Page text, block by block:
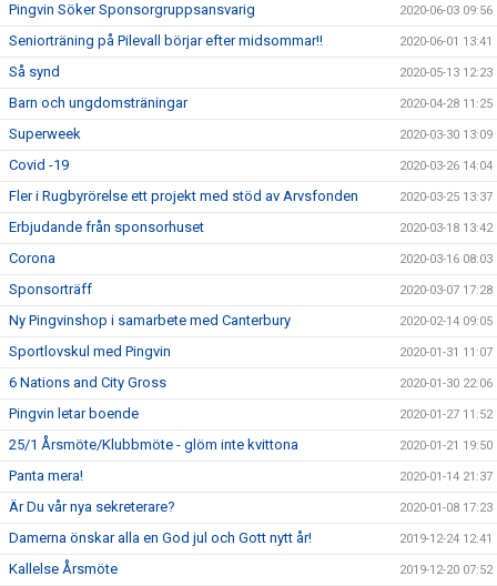
Pingvin Söker Sponsorgruppsansvarig 2020-06-03 09:56
Seniorträning på Pilevall börjar efter midsommar!! 2020-06-01 13:41
Så synd 2020-05-13 12:23
Barn och ungdomsträningar 2020-04-28 11:25
Superweek 2020-03-30 13:09
Covid -19 2020-03-26 14:04
Fler i Rugbyrörelse ett projekt med stöd av Arvsfonden 2020-03-25 13:37
Erbjudande från sponsorhuset 2020-03-18 13:42
Corona 2020-03-16 08:03
Sponsorträff 2020-03-07 17:28
Ny Pingvinshop i samarbete med Canterbury 2020-02-14 09:05
Sportlovskul med Pingvin 2020-01-31 11:07
6 Nations and City Gross 2020-01-30 22:06
Pingvin letar boende 2020-01-27 11:52
25/1 Årsmöte/Klubbmöte - glöm inte kvittona 2020-01-21 19:50
Panta mera! 2020-01-14 21:37
Är Du vår nya sekreterare? 2020-01-08 17:23
Damerna önskar alla en God jul och Gott nytt år! 2019-12-24 12:41
Kallelse Årsmöte 2019-12-20 07:52